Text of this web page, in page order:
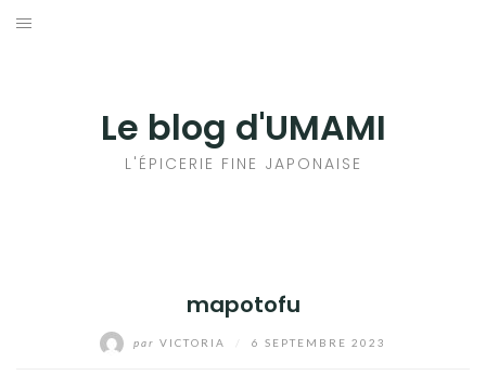
Aller
Le blog d'UMAMI
L'ÉPICERIE FINE JAPONAISE
mapotofu
par VICTORIA 6 SEPTEMBRE 2023